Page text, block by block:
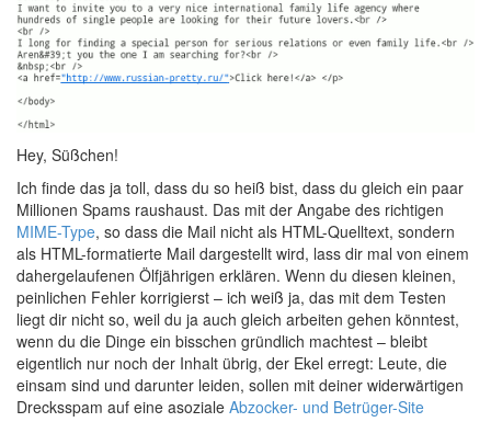
Hey, Süßchen!
Ich finde das ja toll, dass du so heiß bist, dass du gleich ein paar
Millionen Spams raushaust. Das mit der Angabe des richtigen
MIME-Type, so dass die Mail nicht als HTML-Quelltext, sondern
als HTML-formatierte Mail dargestellt wird, lass dir mal von einem
dahergelaufenen Ölfjährigen erklären. Wenn du diesen kleinen,
peinlichen Fehler korrigierst – ich weiß ja, das mit dem Testen
liegt dir nicht so, weil du ja auch gleich arbeiten gehen könntest,
wenn du die Dinge ein bisschen gründlich machtest – bleibt
eigentlich nur noch der Inhalt übrig, der Ekel erregt: Leute, die
einsam sind und darunter leiden, sollen mit deiner widerwärtigen
Drecksspam auf eine asoziale Abzocker- und Betrüger-Site